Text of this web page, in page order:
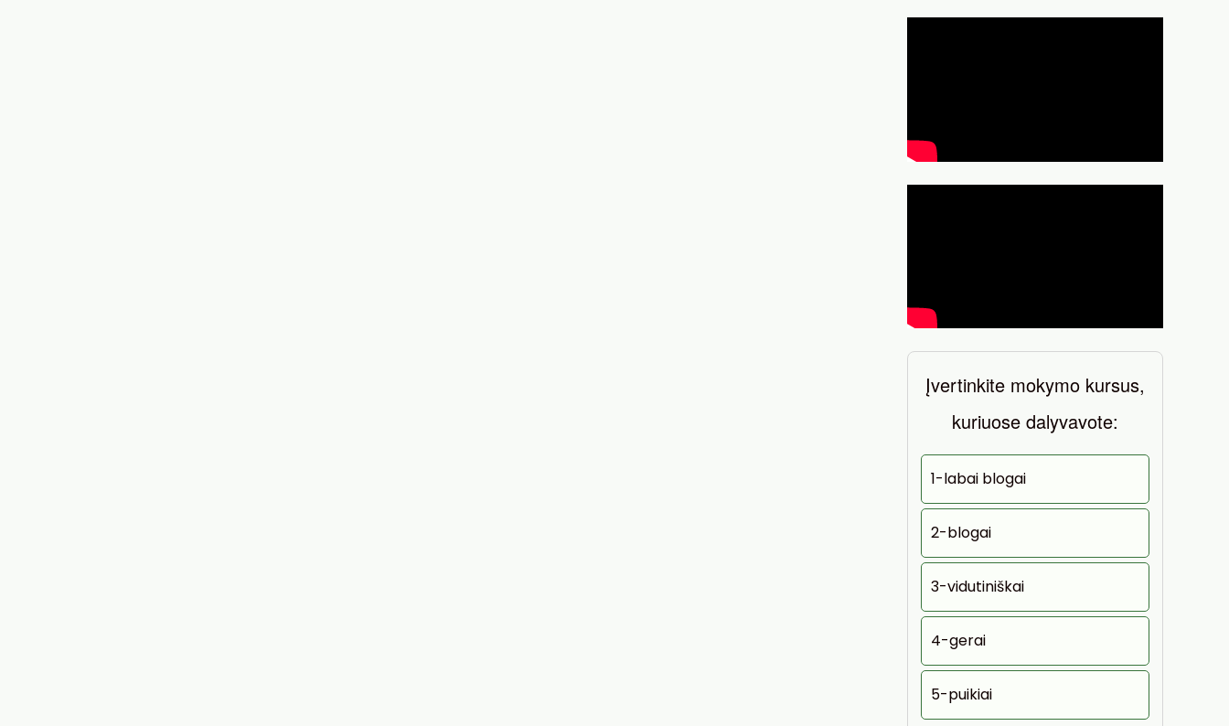
Įvertinkite mokymo kursus,
kuriuose dalyvavote:
1-labai blogai
2-blogai
3-vidutiniškai
4-gerai
5-puikiai